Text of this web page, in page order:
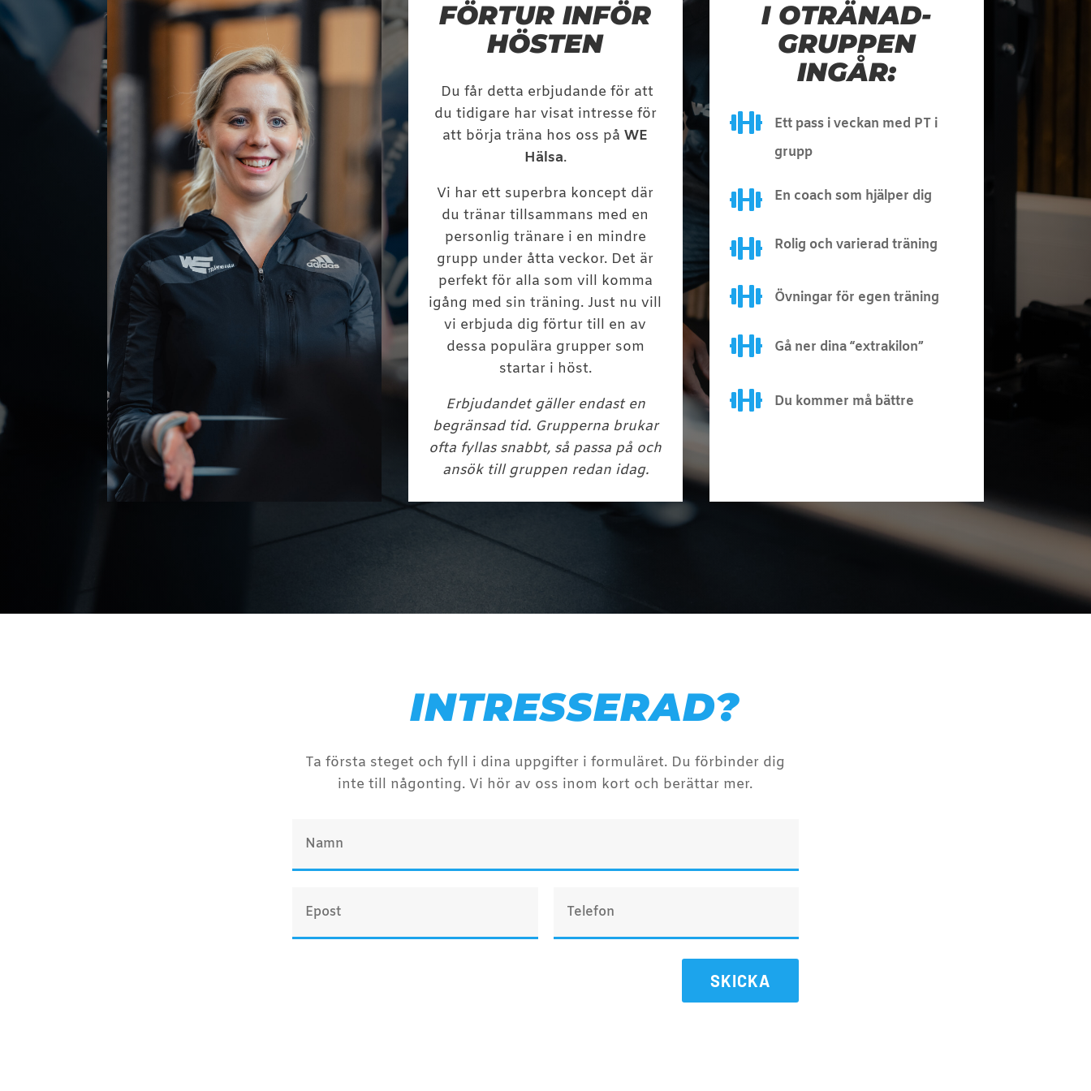
FÖRTUR INFÖR
HÖSTEN
Du får detta erbjudande för att
du tidigare har visat intresse för
att börja träna hos oss påWE
Hälsa.
Vi har ett superbra koncept där
du tränar tillsammans med en
personlig tränare i en mindre
grupp under åtta veckor. Det är
perfekt för alla som vill komma
igång med sin träning. Just nu vill
vi erbjuda dig förtur till en av
dessa populära grupper som
startar i höst.
Erbjudandet gäller endast en
begränsad tid. Grupperna brukar
ofta fyllas snabbt, så passa på och
ansök till gruppen redan idag.
I OTRÄNAD-
GRUPPEN
INGÅR:

Ett pass i veckan med PT i
grupp
 En coach som hjälper dig
 Rolig och varierad träning
 Övningar för egen träning
 Gå ner dina “extrakilon”
 Du kommer må bättre
INTRESSERAD?
Ta första steget och fyll i dina uppgifter i formuläret. Du förbinder dig
inte till någonting. Vi hör av oss inom kort och berättar mer.
SKICKA